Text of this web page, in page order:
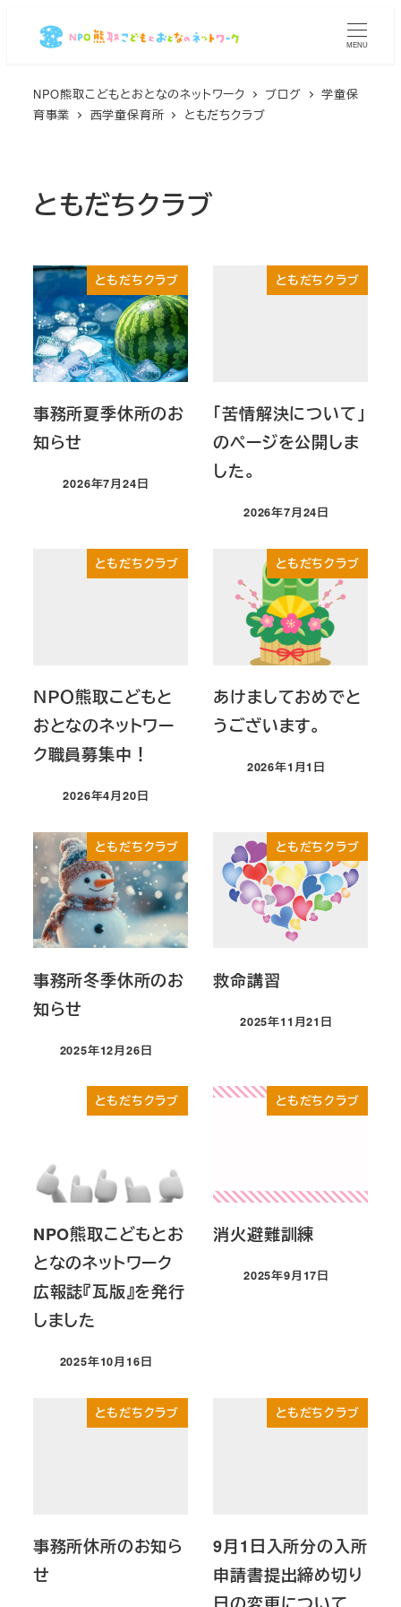
MENU
NPO熊取こどもとおとなのネットワーク ブログ
学童保
育事業
西学童保育所 ともだちクラブ
ともだちクラブ
ともだちクラブ
事務所夏季休所のお
知らせ
投稿日
2026年7月24日
ともだちクラブ
「苦情解決について」
のページを公開しま
した。
投稿日
2026年7月24日
ともだちクラブ
ＮＰＯ熊取こどもと
おとなのネットワー
ク職員募集中！
投稿日
2026年4月20日
ともだちクラブ
あけましておめでと
うございます。
投稿日
2026年1月1日
ともだちクラブ
事務所冬季休所のお
知らせ
投稿日
2025年12月26日
ともだちクラブ
救命講習
投稿日
2025年11月21日
ともだちクラブ
NPO熊取こどもとお
となのネットワーク
広報誌『瓦版』を発行
しました
投稿日
2025年10月16日
ともだちクラブ
消火避難訓練
投稿日
2025年9月17日
ともだちクラブ
事務所休所のお知ら
せ
ともだちクラブ
9月1日入所分の入所
申請書提出締め切り